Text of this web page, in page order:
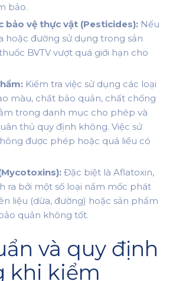
bảo.
bảo vệ thực vật (Pesticides): Nếu
hoặc đường sử dụng trong sản
BVTV vượt quá giới hạn cho
Kiểm tra việc sử dụng các loại
màu, chất bảo quản, chất chống
trong danh mục cho phép và
thủ quy định không. Việc sử
được phép hoặc quá liều có
Đặc biệt là Aflatoxin,
ra bởi một số loại nấm mốc phát
liệu (dừa, đường) hoặc sản phẩm
quản không tốt.
và quy định
khi kiểm